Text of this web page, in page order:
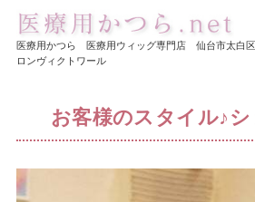
医療用かつら 医療用ウィッグ専門店 仙台市太白
ロンヴィクトワール
医療用かつらの価格
お客様のスタイル♪